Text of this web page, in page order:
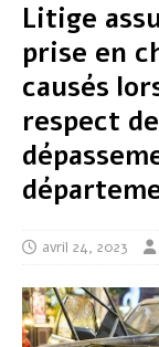
Litige
prise en
causés
respect
avril 24, 2023